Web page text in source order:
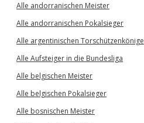
Alle andorranischen Meister
Alle andorranischen Pokalsieger
Alle argentinischen Torschützenkönige
Alle Aufsteiger in die Bundesliga
Alle belgischen Meister
Alle belgischen Pokalsieger
Alle bosnischen Meister